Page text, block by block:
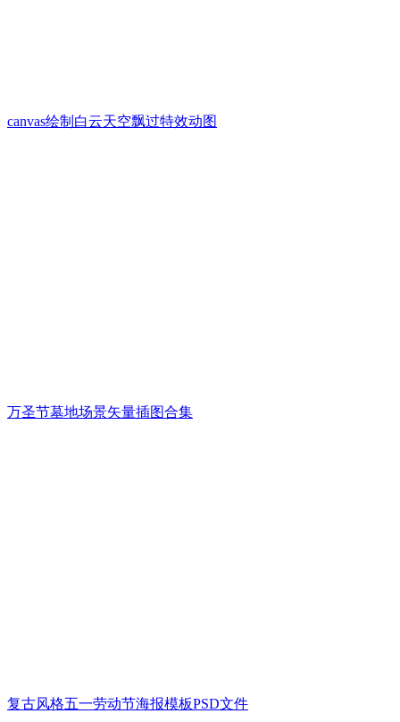
canvas绘制白云天空飘过特效动图
万圣节墓地场景矢量插图合集
复古风格五一劳动节海报模板PSD文件